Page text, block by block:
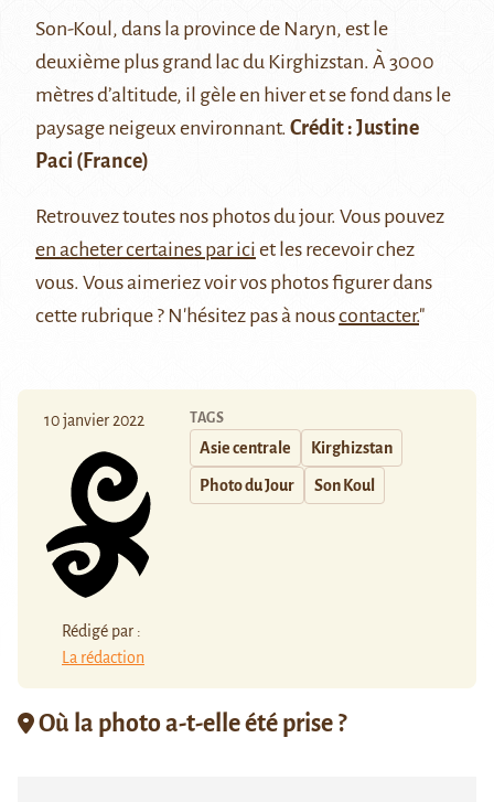
Son-Koul, dans la province de Naryn, est le
deuxième plus grand lac du Kirghizstan. À 3000
mètres d’altitude, il gèle en hiver et se fond dans le
paysage neigeux environnant. Crédit : Justine
Paci (France)
Retrouveztoutes nos photos du jour. Vous pouvez
en acheter certaines par ici et les recevoir chez
vous. Vous aimeriez voir vos photos figurer dans
cette rubrique ? N'hésitez pas à nouscontacter."
10 janvier 2022
Rédigé par :
La rédaction
TAGS
Asie centrale Kirghizstan
Photo du Jour Son Koul
Où la photo a-t-elle été prise ?